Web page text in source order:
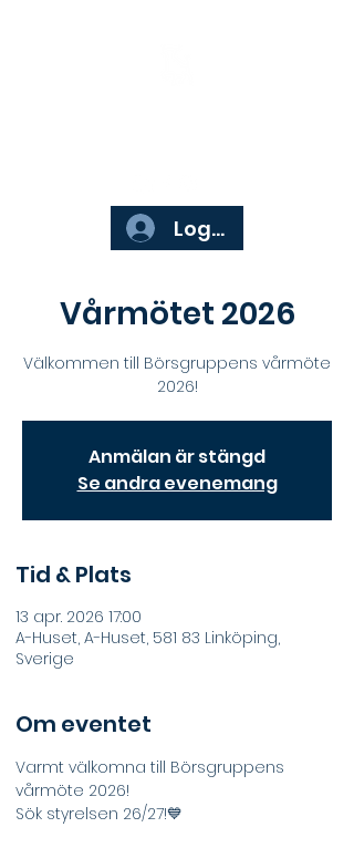
Logga in
Vårmötet 2026
Välkommen till Börsgruppens vårmöte
2026!
Anmälan är stängd
Se andra evenemang
Tid & Plats
13 apr. 2026 17:00
A-Huset, A-Huset, 581 83 Linköping,
Sverige
Om eventet
Varmt välkomna till Börsgruppens
vårmöte 2026!
Sök styrelsen 26/27!💙